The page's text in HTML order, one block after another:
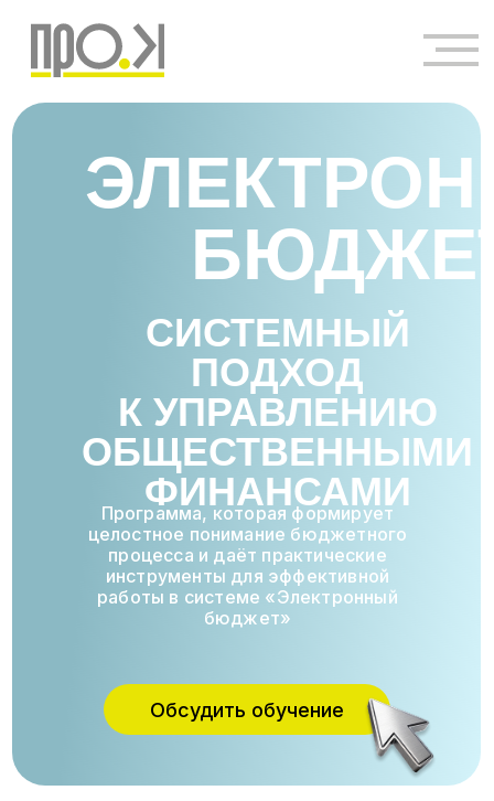
Обсудить обучение
СИСТЕМНЫЙ
ПОДХОД
К УПРАВЛЕНИЮ
ОБЩЕСТВЕННЫМИ
ФИНАНСАМИ
Программа, которая формирует
целостное понимание бюджетного
процесса и даёт практические
инструменты для эффективной
работы в системе «Электронный
бюджет»